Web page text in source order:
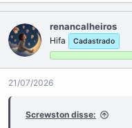
renancalheiros
Hifa Cadastrado
21/07/2026
Screwston disse: